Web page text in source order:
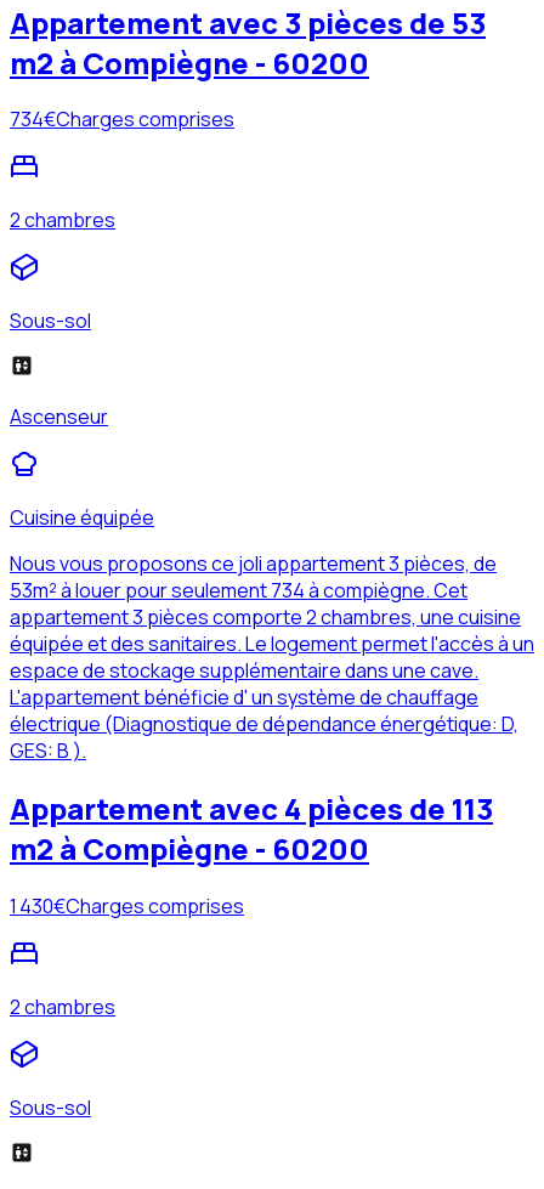
Appartement avec 3 pièces de 53
m2 à Compiègne - 60200
734€Charges comprises
2 chambres
Sous-sol
Ascenseur
Cuisine équipée
Nous vous proposons ce joli appartement 3 pièces, de
53m² à louer pour seulement 734 à compiègne. Cet
appartement 3 pièces comporte 2 chambres, une cuisine
équipée et des sanitaires. Le logement permet l'accès à un
espace de stockage supplémentaire dans une cave.
L'appartement bénéficie d' un système de chauffage
électrique (Diagnostique de dépendance énergétique: D,
GES: B ).
Appartement avec 4 pièces de 113
m2 à Compiègne - 60200
1 430€Charges comprises
2 chambres
Sous-sol